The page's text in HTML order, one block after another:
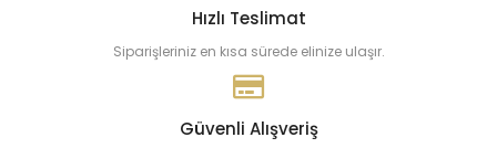
Hızlı Teslimat
Siparişleriniz en kısa sürede elinize ulaşır.
Güvenli Alışveriş